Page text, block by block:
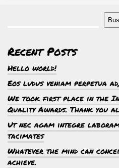
Recent Posts
Hello world!
Eos ludus veniam perpetua
We took first place in the
Quality Awards. Thank you
Ut nec agam integre
tacimates
Whatever the mind can
achieve.